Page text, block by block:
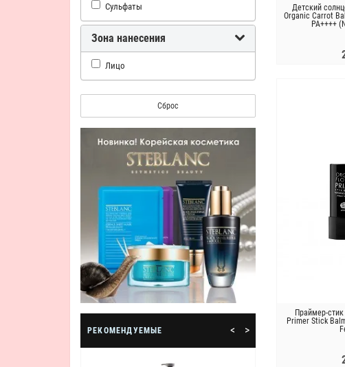
Сульфаты
Зона нанесения
Лицо
Сброс
РЕКОМЕНДУЕМЫЕ < >
Детский
Organic Carrot
PA++++
Праймер-
Primer Stick